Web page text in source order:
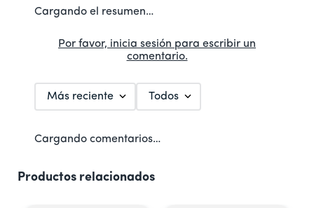
Cargando el resumen…
Por favor, inicia sesión para escribir un
comentario.
Más reciente Todos
Cargando comentarios…
Productos relacionados